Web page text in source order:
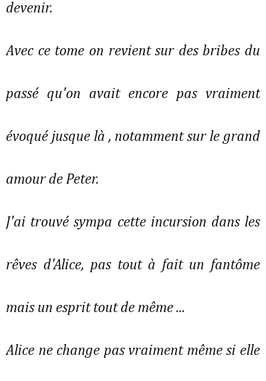
devenir.
Avec ce tome on revient sur des bribes du
passé qu'on avait encore pas vraiment
évoqué jusque là , notamment sur le grand
amour de Peter.
J'ai trouvé sympa cette incursion dans les
rêves d'Alice, pas tout à fait un fantôme
mais un esprit tout de même ...
Alice ne change pas vraiment même si elle